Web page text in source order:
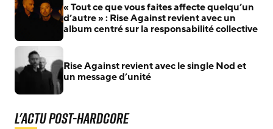
« Tout ce que vous faites affecte quelqu’un
d’autre » : Rise Against revient avec un
album centré sur la responsabilité collective
Rise Against revient avec le single Nod et
un message d’unité
L'actu Post-Hardcore